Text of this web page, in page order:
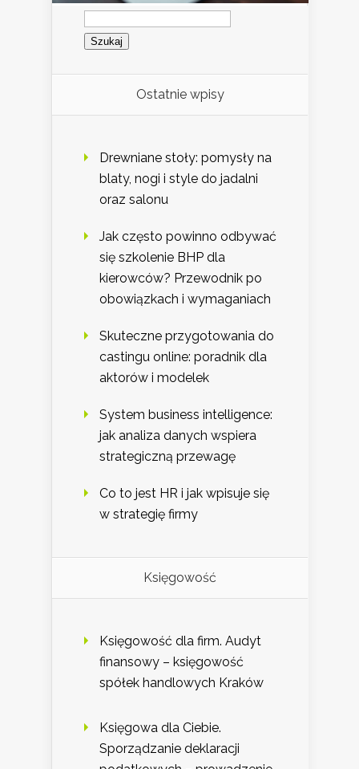
Szukaj:
Ostatnie wpisy
Drewniane stoły: pomysły na
blaty, nogi i style do jadalni
oraz salonu
Jak często powinno odbywać
się szkolenie BHP dla
kierowców? Przewodnik po
obowiązkach i wymaganiach
Skuteczne przygotowania do
castingu online: poradnik dla
aktorów i modelek
System business intelligence:
jak analiza danych wspiera
strategiczną przewagę
Co to jest HR i jak wpisuje się
w strategię firmy
Księgowość
Księgowość dla firm. Audyt
finansowy – księgowość
spółek handlowych Kraków
Księgowa dla Ciebie.
Sporządzanie deklaracji